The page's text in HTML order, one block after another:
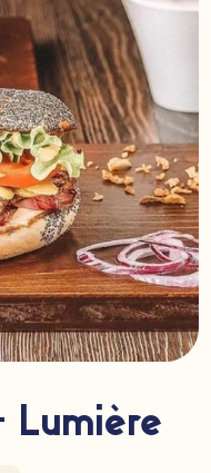
Lumière